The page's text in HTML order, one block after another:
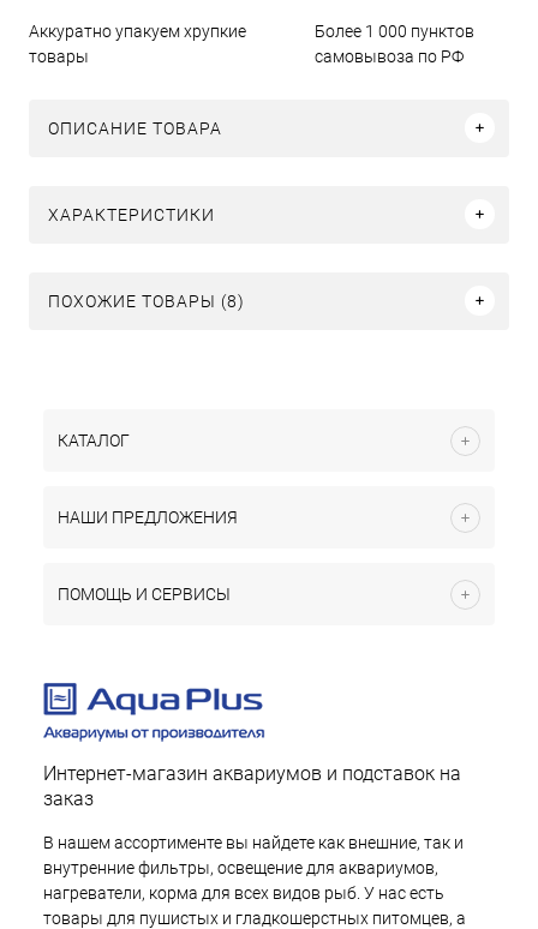
Аккуратно упакуем хрупкие
товары
Более 1 000 пунктов
самовывоза по РФ
ОПИСАНИЕ ТОВАРА
ХАРАКТЕРИСТИКИ
ПОХОЖИЕ ТОВАРЫ (8)
КАТАЛОГ
НАШИ ПРЕДЛОЖЕНИЯ
ПОМОЩЬ И СЕРВИСЫ
Интернет-магазин аквариумов и подставок на
заказ
В нашем ассортименте вы найдете как внешние, так и
внутренние фильтры, освещение для аквариумов,
нагреватели, корма для всех видов рыб. У нас есть
товары для пушистых и гладкошерстных питомцев, а